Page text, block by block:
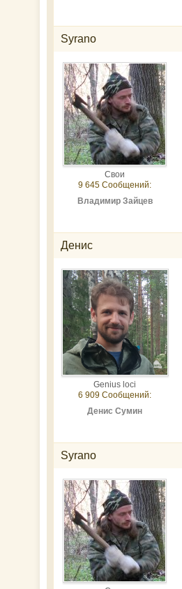
Syrano
Свои
9 645 Сообщений:
Владимир Зайцев
Денис
Genius loci
6 909 Сообщений:
Денис Сумин
Syrano